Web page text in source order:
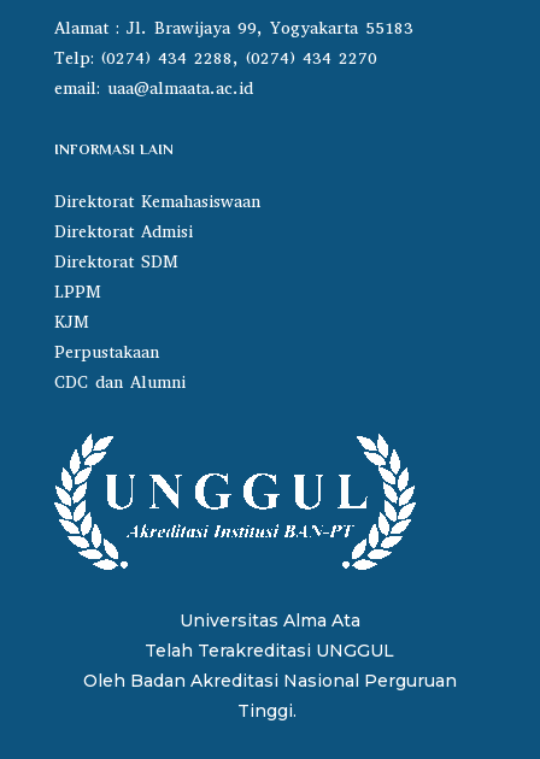
Alamat : Jl. Brawijaya 99, Yogyakarta 55183
Telp: (0274) 434 2288, (0274) 434 2270
email: uaa@almaata.ac.id
INFORMASI LAIN
Direktorat Kemahasiswaan
Direktorat Admisi
Direktorat SDM
LPPM
KJM
Perpustakaan
CDC dan Alumni
Universitas Alma Ata
Telah Terakreditasi UNGGUL
Oleh Badan Akreditasi Nasional Perguruan
Tinggi.